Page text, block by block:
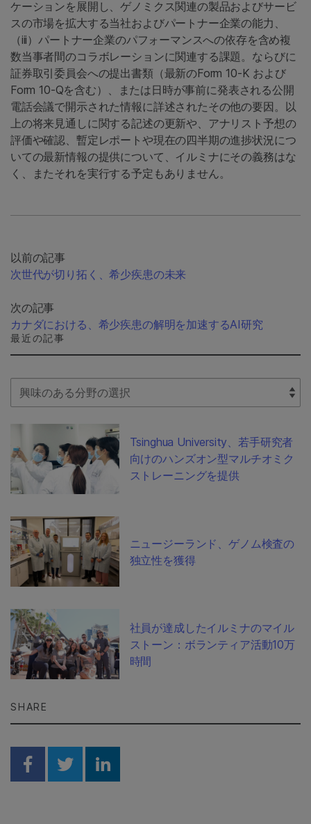
ケーションを展開し、ゲノミクス関連の製品およびサービ
スの市場を拡大する当社およびパートナー企業の能力、
（iii）パートナー企業のパフォーマンスへの依存を含め複
数当事者間のコラボレーションに関連する課題。ならびに
証券取引委員会への提出書類（最新のForm 10-K および
Form 10-Qを含む）、または日時が事前に発表される公開
電話会議で開示された情報に詳述されたその他の要因。以
上の将来見通しに関する記述の更新や、アナリスト予想の
評価や確認、暫定レポートや現在の四半期の進捗状況につ
いての最新情報の提供について、イルミナにその義務はな
く、またそれを実行する予定もありません。
以前の記事
次世代が切り拓く、希少疾患の未来
次の記事
カナダにおける、希少疾患の解明を加速するAI研究
最近の記事
Select Filter
Tsinghua University、若手研究者
向けのハンズオン型マルチオミク
ストレーニングを提供
ニュージーランド、ゲノム検査の
独立性を獲得
社員が達成したイルミナのマイル
ストーン：ボランティア活動10万
時間
SHARE
Share on Facebook
Share on Twitter
Share on Linkedin